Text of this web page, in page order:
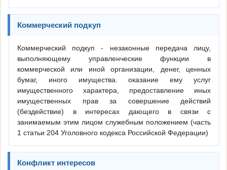
Коммерческий подкуп
Коммерческий подкуп - незаконные передача лицу,
выполняющему управленческие функции в
коммерческой или иной организации, денег, ценных
бумаг, иного имущества. оказание ему услуг
имущественного характера, предоставление иных
имущественных прав за совершение действий
(бездействие) в интересах дающего в связи с
занимаемым этим лицом служебным положением (часть
1 статьи 204 Уголовного кодекса Российской Федерации)
Конфликт интересов